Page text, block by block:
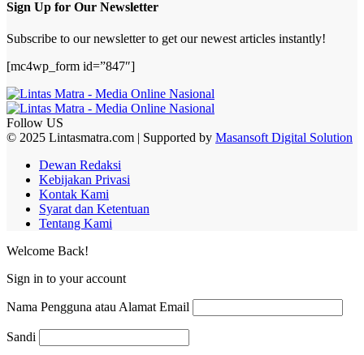
Sign Up for Our Newsletter
Subscribe to our newsletter to get our newest articles instantly!
[mc4wp_form id=”847″]
Follow US
© 2025 Lintasmatra.com | Supported by Masansoft Digital Solution
Dewan Redaksi
Kebijakan Privasi
Kontak Kami
Syarat dan Ketentuan
Tentang Kami
Welcome Back!
Sign in to your account
Nama Pengguna atau Alamat Email
Sandi